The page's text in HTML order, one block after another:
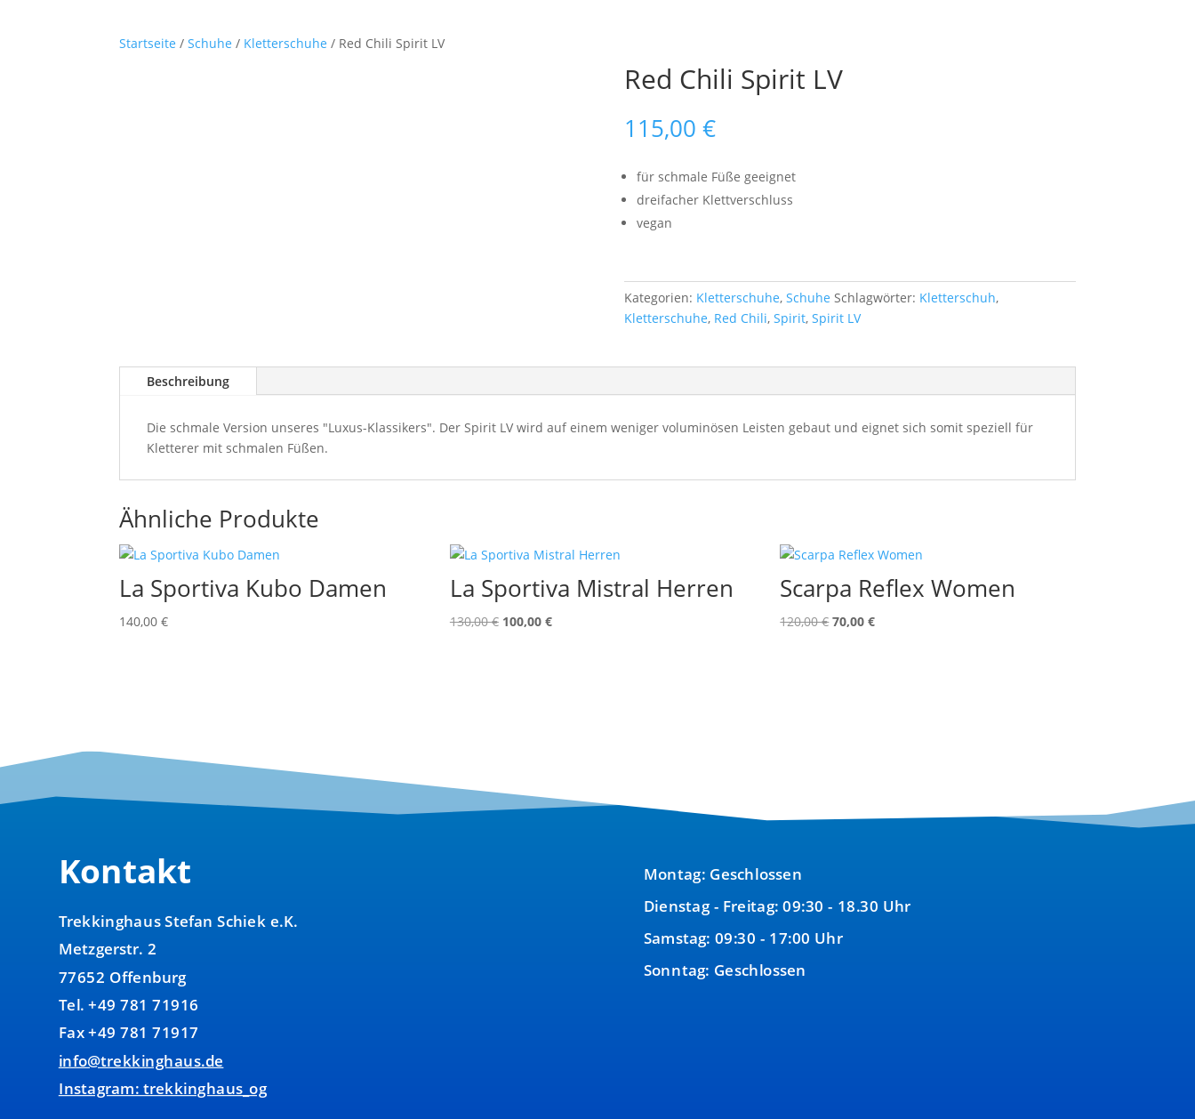
Startseite /Schuhe / Kletterschuhe / Red Chili Spirit LV
Red Chili Spirit LV
115,00 €
für schmale Füße geeignet
dreifacher Klettverschluss
vegan
Kategorien: Kletterschuhe, Schuhe Schlagwörter: Kletterschuh,
Kletterschuhe, Red Chili, Spirit, Spirit LV
Beschreibung
Die schmale Version unseres "Luxus-Klassikers". Der Spirit LV wird auf einem weniger voluminösen Leisten gebaut und eignet sich somit speziell für
Kletterer mit schmalen Füßen.
Ähnliche Produkte
La Sportiva Kubo Damen
140,00€
La Sportiva Mistral Herren
130,00€ Ursprünglicher
100,00 €Aktueller
Scarpa Reflex Women
120,00€Ursprünglicher
70,00€Aktueller
Kontakt
Trekkinghaus Stefan Schiek e.K.
Metzgerstr. 2
77652 Offenburg
Tel. +49 781 71916
Fax +49 781 71917
info@trekkinghaus.de
Instagram: trekkinghaus_og
Montag: Geschlossen
Dienstag - Freitag: 09:30 - 18.30 Uhr
Samstag: 09:30 - 17:00 Uhr
Sonntag: Geschlossen